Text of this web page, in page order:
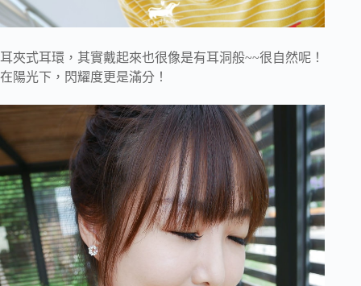
耳夾式耳環，其實戴起來也很像是有耳洞般~~很自然呢！
在陽光下，閃耀度更是滿分！